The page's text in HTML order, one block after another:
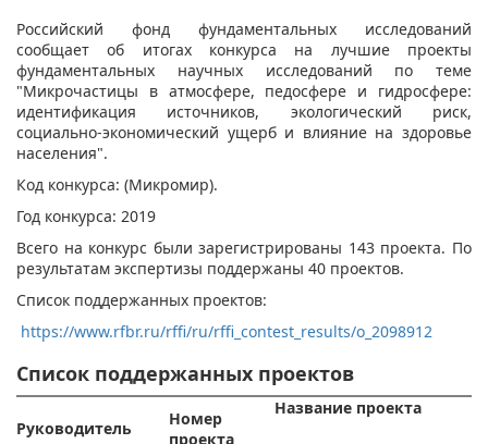
Российский фонд фундаментальных исследований
сообщает об итогах конкурса на лучшие проекты
фундаментальных научных исследований по теме
"Микрочастицы в атмосфере, педосфере и гидросфере:
идентификация источников, экологический риск,
социально-экономический ущерб и влияние на здоровье
населения".
Код конкурса: (Микромир).
Год конкурса: 2019
Всего на конкурс были зарегистрированы 143 проекта. По
результатам экспертизы поддержаны 40 проектов.
Список поддержанных проектов:
https://www.rfbr.ru/rffi/ru/rffi_contest_results/o_2098912
Список поддержанных проектов
Руководитель
Номер
проекта
Название проекта